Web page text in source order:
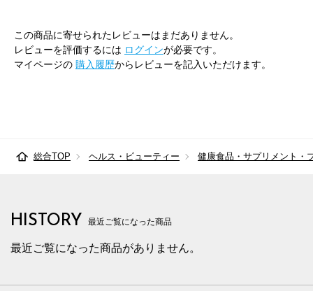
この商品に寄せられたレビューはまだありません。
レビューを評価するには ログインが必要です。
マイページの 購入履歴からレビューを記入いただけます。
総合TOP ヘルス・ビューティー 健康食品・サプリメント・
HISTORY 最近ご覧になった商品
最近ご覧になった商品がありません。